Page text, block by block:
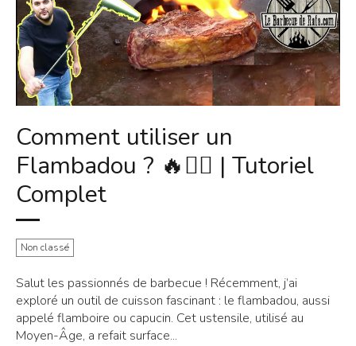
Comment utiliser un
Flambadou ? 🔥🧙‍♀ | Tutoriel
Complet
Non classé
Salut les passionnés de barbecue ! Récemment, j’ai
exploré un outil de cuisson fascinant : le flambadou, aussi
appelé flamboire ou capucin. Cet ustensile, utilisé au
Moyen-Âge, a refait surface...